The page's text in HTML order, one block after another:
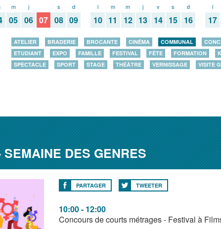
m
05
j
06 07
s
08
d
09
l
10
m
11
m
12
j
13
v
14
s
15
d
16
l
17
ATELIER BRADERIE BROCANTE CINÉMA COMMUNAL
ETUDIANT
EXPO FAMILLE FESTIVAL FÊTE FORMATION
SPECTACLE
SPORT STAGE THÉÂTRE VERNISSAGE VISITE
DES GENRES
PARTAGER TWEETER
10:00 - 12:00
Concours de courts métrages - Festival à